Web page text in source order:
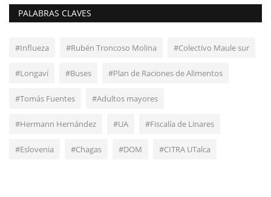
PALABRAS CLAVES
#Influeza #Rubén Troncoso Molina #Colectivo Maule sur
#Longaví #Buses #Plan de Raciones de Alimentos
#Tomás Fuentes #Adultos mayores
#Hermann Hernández #UA #Fiscalía de Linares
#Eslovenia #Chagas #DOM #CITRA UTalca